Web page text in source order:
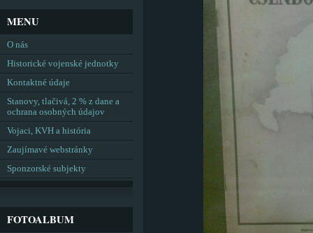
MENU
O nás
Historické vojenské jednotky
Kontaktné údaje
Stanovy, tlačivá, 2 % z dane a
ochrana osobných údajov
Vojaci, KVH a história
Zaujímavé webstránky
Sponzorské subjekty
FOTOALBUM